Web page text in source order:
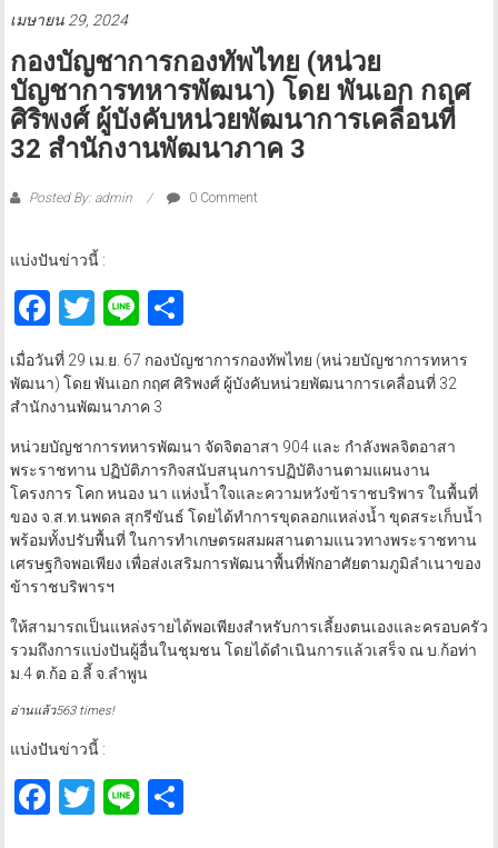
เมษายน 29, 2024
กองบัญชาการกองทัพไทย (หน่วย
บัญชาการทหารพัฒนา) โดย พันเอก กฤศ
ศิริพงศ์ ผู้บังคับหน่วยพัฒนาการเคลื่อนที่
32 สำนักงานพัฒนาภาค 3
Posted By: admin 0 Comment
แบ่งปันข่าวนี้ :
Facebook
Twitter
LineShare
เมื่อวันที่ 29 เม.ย. 67 กองบัญชาการกองทัพไทย (หน่วยบัญชาการทหาร
พัฒนา) โดย พันเอก กฤศ ศิริพงศ์ ผู้บังคับหน่วยพัฒนาการเคลื่อนที่ 32
สำนักงานพัฒนาภาค 3
หน่วยบัญชาการทหารพัฒนา จัดจิตอาสา 904 และ กำลังพลจิตอาสา
พระราชทาน ปฏิบัติภารกิจสนับสนุนการปฏิบัติงานตามแผนงาน
โครงการ โคก หนอง นา แห่งน้ำใจและความหวังข้าราชบริพาร ในพื้นที่
ของ จ.ส.ท.นพดล สุกรีขันธ์ โดยได้ทำการขุดลอกแหล่งน้ำ ขุดสระเก็บน้ำ
พร้อมทั้งปรับพื้นที่ ในการทำเกษตรผสมผสานตามแนวทางพระราชทาน
เศรษฐกิจพอเพียง เพื่อส่งเสริมการพัฒนาพื้นที่พักอาศัยตามภูมิลำเนาของ
ข้าราชบริพารฯ
ให้สามารถเป็นแหล่งรายได้พอเพียงสำหรับการเลี้ยงตนเองและครอบครัว
รวมถึงการแบ่งปันผู้อื่นในชุมชน โดยได้ดำเนินการแล้วเสร็จ ณ บ.ก้อท่า
ม.4 ต.ก้อ อ.ลี้ จ.ลำพูน
อ่านแล้ว563 times!
แบ่งปันข่าวนี้ :
Facebook
Twitter
LineShare